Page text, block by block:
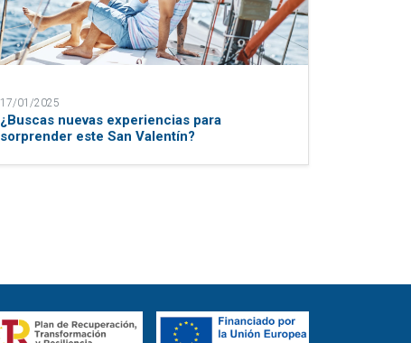
17/01/2025
¿Buscas nuevas experiencias para
sorprender este San Valentín?